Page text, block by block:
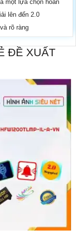
một lựa chọn hoàn
lên đến 2.0
rõ ràng
ĐỀ XUẤT